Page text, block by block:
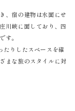
、宿の建物は水面にせ
川峡に面しており、四
す。
たりしたスペースを確
まな旅のスタイルに対